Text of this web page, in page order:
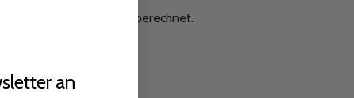
wird an der Kasse berechnet.
an